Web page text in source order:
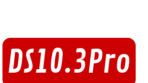
DS10.3Pro